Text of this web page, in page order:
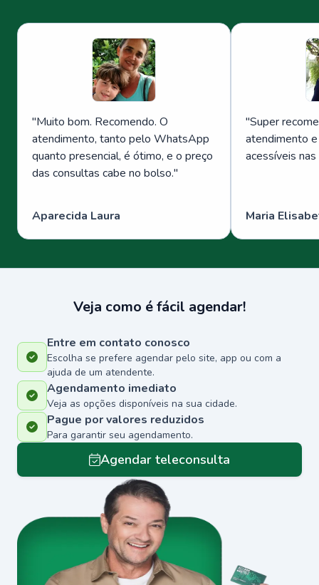
"Muito bom. Recomendo. O
atendimento, tanto pelo WhatsApp
quanto presencial, é ótimo, e o preço
das consultas cabe no bolso."
Aparecida Laura
"Super
atendimento
acessíveis
Maria
Veja como é fácil agendar!
Entre em contato conosco
Escolha se prefere agendar pelo site, app ou com a
ajuda de um atendente.
Agendamento imediato
Veja as opções disponíveis na sua cidade.
Pague por valores reduzidos
Para garantir seu agendamento.
Agendar teleconsulta